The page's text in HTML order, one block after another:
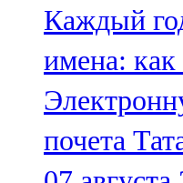
Каждый
имена: как
почета